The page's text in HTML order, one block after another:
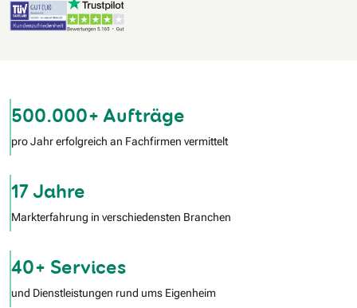
500.000+ Aufträge
pro Jahr erfolgreich an Fachfirmen vermittelt
17 Jahre
Markterfahrung in verschiedensten Branchen
40+ Services
und Dienstleistungen rund ums Eigenheim